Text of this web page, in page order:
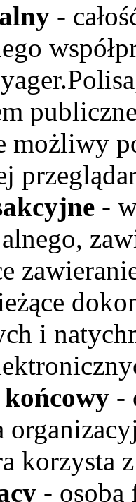
-
możliwy
-
i
-
korzysta
- osoba